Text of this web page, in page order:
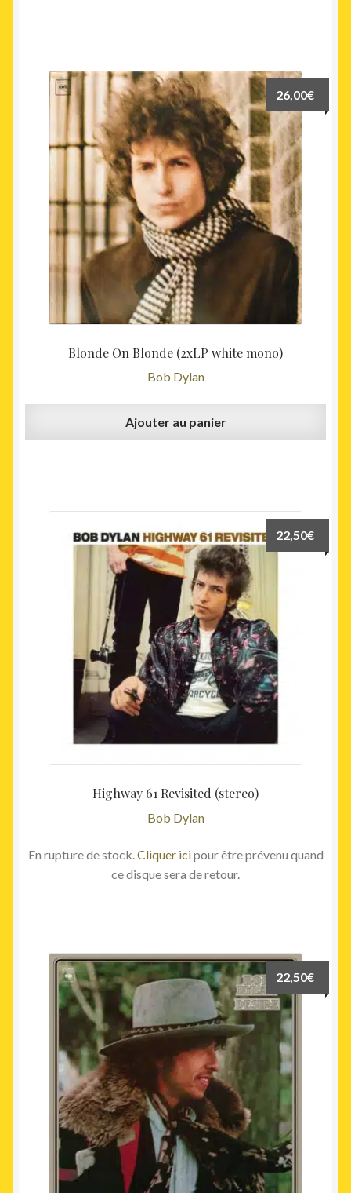
Blonde On Blonde (2xLP white mono)
Bob Dylan
26,00€
Ajouter au panier
Highway 61 Revisited (stereo)
Bob Dylan
22,50€
En rupture de stock.Cliquer icipour être prévenu quand
ce disque sera de retour.
22,50€